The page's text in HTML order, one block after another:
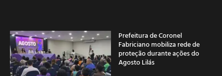
Prefeitura de Coronel
Fabriciano mobiliza rede de
proteção durante ações do
Agosto Lilás